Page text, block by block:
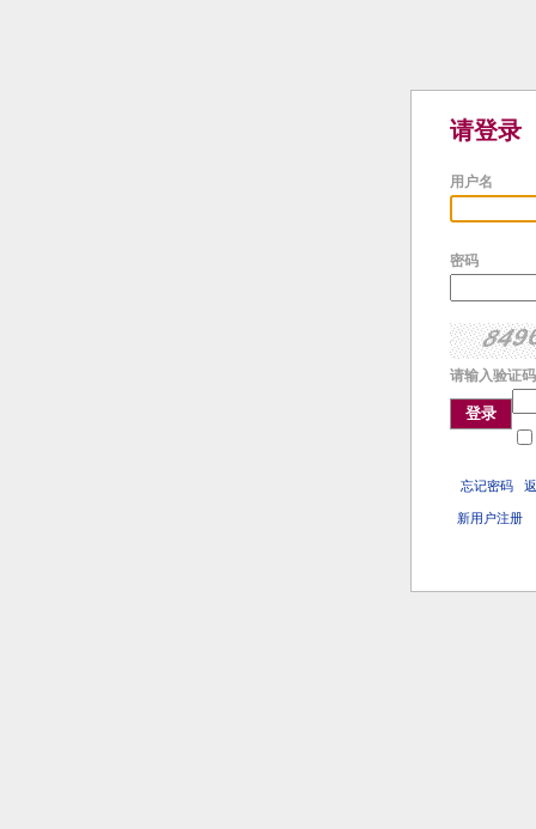
请登录
用户名
密码
请输入验证
登录
忘记密码
新用户注册